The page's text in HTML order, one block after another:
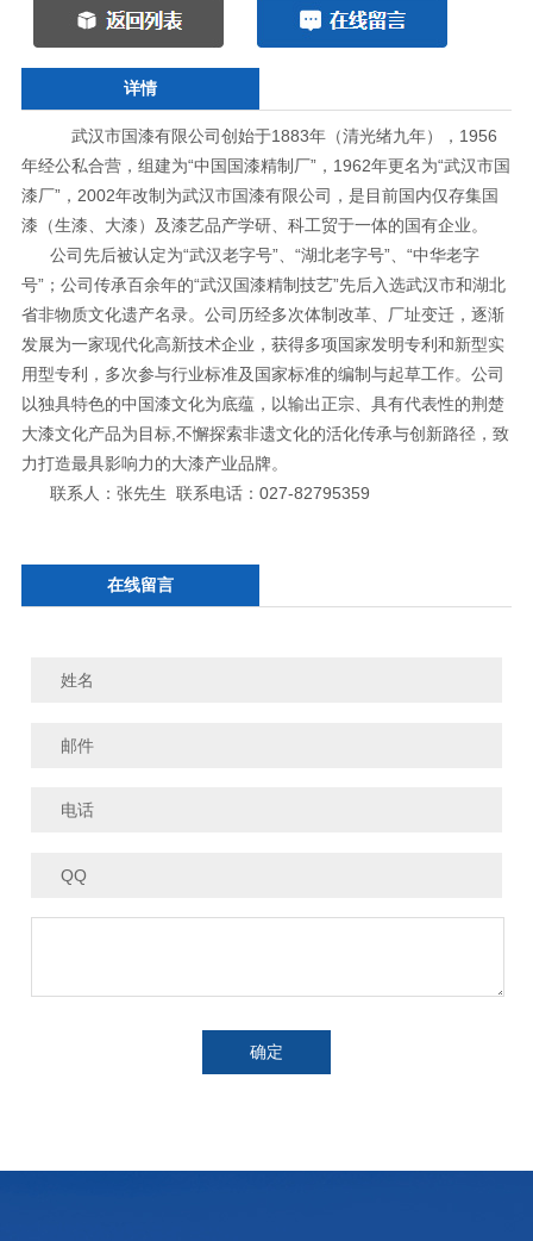
详情
武汉市国漆有限公司创始于1883年（清光绪九年），1956
年经公私合营，组建为“中国国漆精制厂”，1962年更名为“武汉市国
漆厂”，2002年改制为武汉市国漆有限公司，是目前国内仅存集国
漆（生漆、大漆）及漆艺品产学研、科工贸于一体的国有企业。
公司先后被认定为“武汉老字号”、“湖北老字号”、“中华老字
号”；公司传承百余年的“武汉国漆精制技艺”先后入选武汉市和湖北
省非物质文化遗产名录。公司历经多次体制改革、厂址变迁，逐渐
发展为一家现代化高新技术企业，获得多项国家发明专利和新型实
用型专利，多次参与行业标准及国家标准的编制与起草工作。公司
以独具特色的中国漆文化为底蕴，以输出正宗、具有代表性的荆楚
大漆文化产品为目标,不懈探索非遗文化的活化传承与创新路径，致
力打造最具影响力的大漆产业品牌。
联系人：张先生 联系电话：027-82795359
在线留言